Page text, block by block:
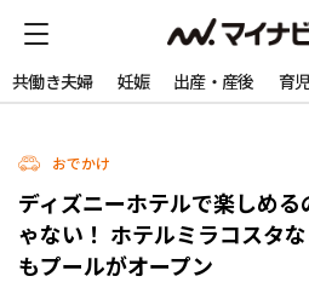
共働き夫婦 妊娠 出産・産後 育
おでかけ
ディズニーホテルで楽しめ
ゃない！ ホテルミラコスタ
もプールがオープン